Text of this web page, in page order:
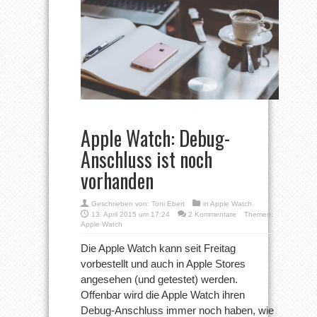
Apple Watch: Debug-
Anschluss ist noch
vorhanden
Geschrieben von: Toni Ebert in Apple Watch
13. April 2015 um 17:24
2 Kommentare
Themen:
Apple Watch
Die Apple Watch kann seit Freitag
vorbestellt und auch in Apple Stores
angesehen (und getestet) werden.
Offenbar wird die Apple Watch ihren
Debug-Anschluss immer noch haben, wie